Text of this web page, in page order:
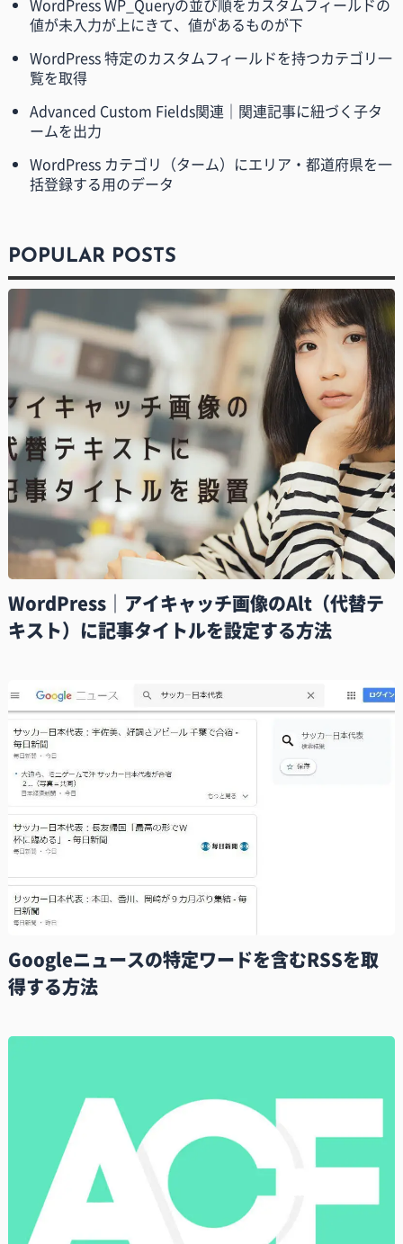
WordPress WP_Queryの並び順をカスタムフィールドの
値が未入力が上にきて、値があるものが下
WordPress 特定のカスタムフィールドを持つカテゴリ一
覧を取得
Advanced Custom Fields関連｜関連記事に紐づく子タ
ームを出力
WordPress カテゴリ（ターム）にエリア・都道府県を一
括登録する用のデータ
POPULAR POSTS
WordPress｜アイキャッチ画像のAlt（代替テ
キスト）に記事タイトルを設定する方法
Googleニュースの特定ワードを含むRSSを取
得する方法